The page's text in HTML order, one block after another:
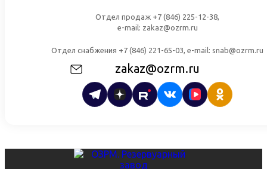
Отдел продаж +7 (846) 225-12-38,
e-mail: zakaz@ozrm.ru
Отдел снабжения +7 (846) 221-65-03, e-mail: snab@ozrm.ru
zakaz@ozrm.ru